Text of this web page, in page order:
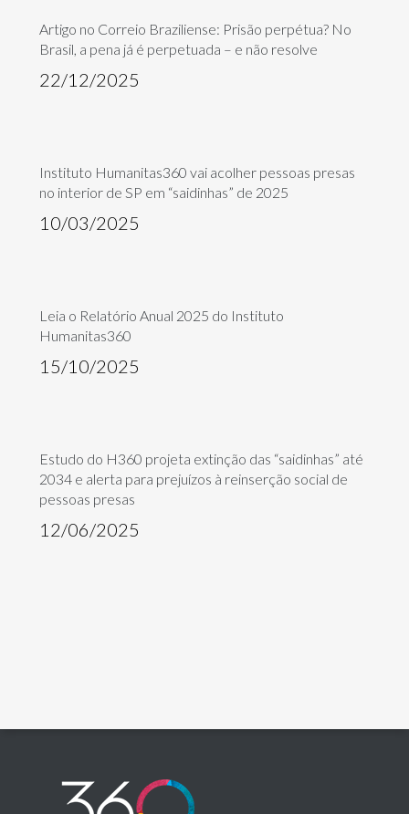
Artigo no Correio Braziliense: Prisão perpétua? No
Brasil, a pena já é perpetuada – e não resolve
22/12/2025
Instituto Humanitas360 vai acolher pessoas presas
no interior de SP em “saidinhas” de 2025
10/03/2025
Leia o Relatório Anual 2025 do Instituto
Humanitas360
15/10/2025
Estudo do H360 projeta extinção das “saidinhas” até
2034 e alerta para prejuízos à reinserção social de
pessoas presas
12/06/2025